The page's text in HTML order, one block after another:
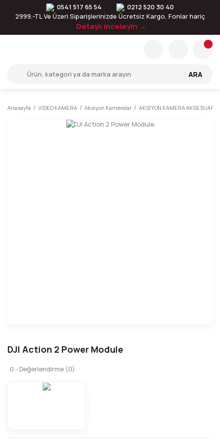
0541 517 65 54
0212 520 30 40
2999.-TL Ve Üzeri Siparişlerinizde Ücretsiz Kargo, Fonlar hariç
Detaylı inceleyin →
ARA
Anasayfa VİDEO KAMERA Aksiyon Kameralar AKSİYON KAMERA
DJI Action 2 Power Module
0 - Değerlendirme (0)